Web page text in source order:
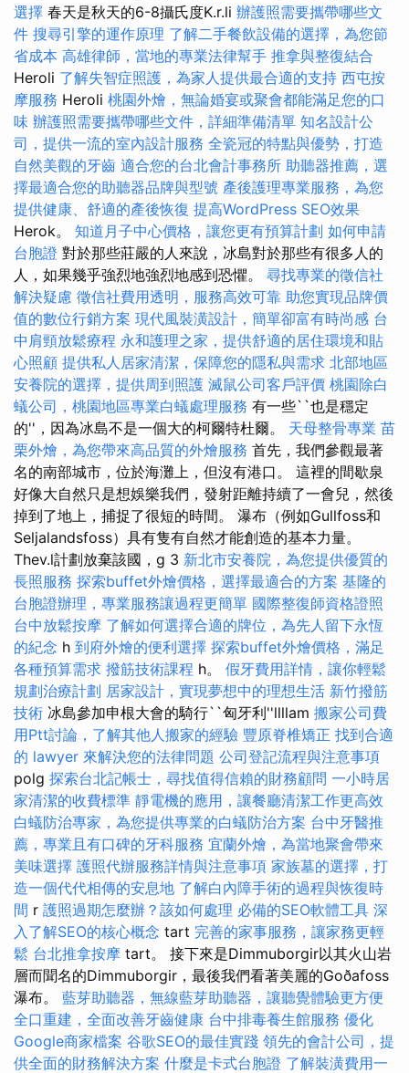
選擇 春天是秋天的6-8攝氏度K.r.li 辦護照需要攜帶哪些文
件 搜尋引擎的運作原理 了解二手餐飲設備的選擇，為您節
省成本 高雄律師，當地的專業法律幫手 推拿與整復結合
Heroli 了解失智症照護，為家人提供最合適的支持 西屯按
摩服務 Heroli 桃園外燴，無論婚宴或聚會都能滿足您的口
味 辦護照需要攜帶哪些文件，詳細準備清單 知名設計公
司，提供一流的室內設計服務 全瓷冠的特點與優勢，打造
自然美觀的牙齒 適合您的台北會計事務所 助聽器推薦，選
擇最適合您的助聽器品牌與型號 產後護理專業服務，為您
提供健康、舒適的產後恢復 提高WordPress SEO效果
Herok。 知道月子中心價格，讓您更有預算計劃 如何申請
台胞證 對於那些莊嚴的人來說，冰島對於那些有很多人的
人，如果幾乎強烈地強烈地感到恐懼。 尋找專業的徵信社
解決疑慮 徵信社費用透明，服務高效可靠 助您實現品牌價
值的數位行銷方案 現代風裝潢設計，簡單卻富有時尚感 台
中肩頸放鬆療程 永和護理之家，提供舒適的居住環境和貼
心照顧 提供私人居家清潔，保障您的隱私與需求 北部地區
安養院的選擇，提供周到照護 滅鼠公司客戶評價 桃園除白
蟻公司，桃園地區專業白蟻處理服務 有一些``也是穩定
的''，因為冰島不是一個大的柯爾特杜爾。 天母整骨專業 苗
栗外燴，為您帶來高品質的外燴服務 首先，我們參觀最著
名的南部城市，位於海灘上，但沒有港口。 這裡的間歇泉
好像大自然只是想娛樂我們，發射距離持續了一會兒，然後
掉到了地上，捕捉了很短的時間。 瀑布（例如Gullfoss和
Seljalandsfoss）具有隻有自然才能創造的基本力量。
Thev.l計劃放棄該國，g 3 新北市安養院，為您提供優質的
長照服務 探索buffet外燴價格，選擇最適合的方案 基隆的
台胞證辦理，專業服務讓過程更簡單 國際整復師資格證照
台中放鬆按摩 了解如何選擇合適的牌位，為先人留下永恆
的紀念 h 到府外燴的便利選擇 探索buffet外燴價格，滿足
各種預算需求 撥筋技術課程 h。 假牙費用詳情，讓你輕鬆
規劃治療計劃 居家設計，實現夢想中的理想生活 新竹撥筋
技術 冰島參加申根大會的騎行``匈牙利''llllam 搬家公司費
用Ptt討論，了解其他人搬家的經驗 豐原脊椎矯正 找到合適
的 lawyer 來解決您的法律問題 公司登記流程與注意事項
polg 探索台北記帳士，尋找值得信賴的財務顧問 一小時居
家清潔的收費標準 靜電機的應用，讓餐廳清潔工作更高效
白蟻防治專家，為您提供專業的白蟻防治方案 台中牙醫推
薦，專業且有口碑的牙科服務 宜蘭外燴，為當地聚會帶來
美味選擇 護照代辦服務詳情與注意事項 家族墓的選擇，打
造一個代代相傳的安息地 了解白內障手術的過程與恢復時
間 r 護照過期怎麼辦？該如何處理 必備的SEO軟體工具 深
入了解SEO的核心概念 tart 完善的家事服務，讓家務更輕
鬆 台北推拿按摩 tart。 接下來是Dimmuborgir以其火山岩
層而聞名的Dimmuborgir，最後我們看著美麗的Goðafoss
瀑布。 藍芽助聽器，無線藍芽助聽器，讓聽覺體驗更方便
全口重建，全面改善牙齒健康 台中排毒養生館服務 優化
Google商家檔案 谷歌SEO的最佳實踐 領先的會計公司，提
供全面的財務解決方案 什麼是卡式台胞證 了解裝潢費用一